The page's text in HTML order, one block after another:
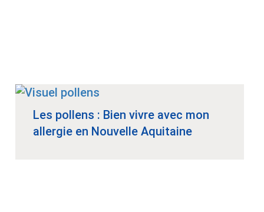
Les pollens : Bien vivre avec mon
allergie en Nouvelle Aquitaine